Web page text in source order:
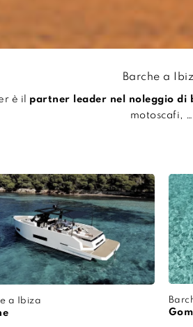
Barche a
è il partner leader nel noleggio di
motoscafi, …
a Ibiza